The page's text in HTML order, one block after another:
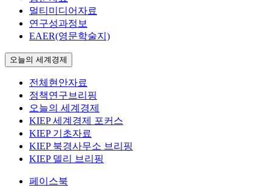
멀티미디어자료
연구성과정보
EAER(영문학술지)
오늘의 세계경제
전체현안자료
정책연구브리핑
오늘의 세계경제
KIEP 세계경제 포커스
KIEP 기초자료
KIEP 북경사무소 브리핑
KIEP 델리 브리핑
페이스북